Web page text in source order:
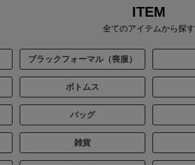
ITEM
全てのアイテムから探す
ブラックフォーマル（喪服）
ボトムス
バッグ
雑貨